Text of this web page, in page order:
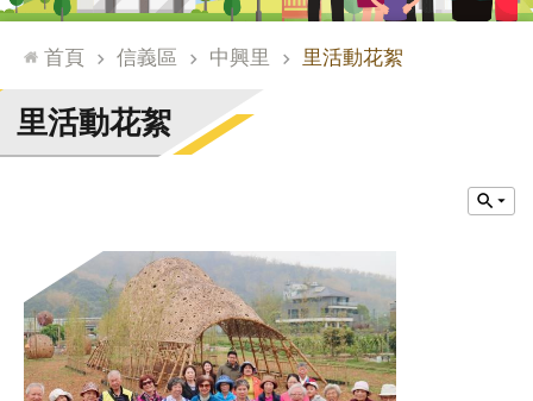
台
通
臺
北
市
整
合
檢
索
首頁 信義區 中興里 里活動花絮
里活動花絮